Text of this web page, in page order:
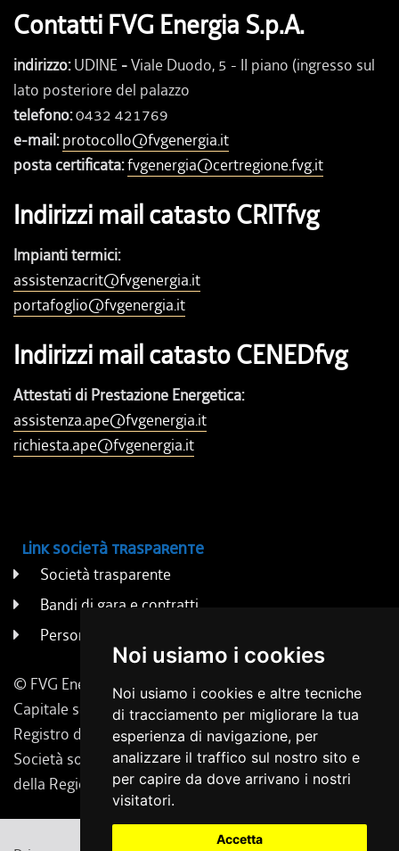
Noi usiamo i cookies
Noi usiamo i cookies e altre tecniche
di tracciamento per migliorare la tua
esperienza di navigazione, per
analizzare il traffico sul nostro sito e
per capire da dove arrivano i nostri
visitatori.
Accetta
Contatti FVG Energia S.p.A.
indirizzo:UDINE -Viale Duodo, 5 - II piano (ingresso sul
lato posteriore del palazzo
telefono:0432 421769
e-mail:protocollo@fvgenergia.it
posta certificata:fvgenergia@certregione.fvg.it
Indirizzi mail catasto CRITfvg
Impianti termici:
assistenzacrit@fvgenergia.it
portafoglio@fvgenergia.it
Indirizzi mail catasto CENEDfvg
Attestati di Prestazione Energetica:
assistenza.ape@fvgenergia.it
richiesta.ape@fvgenergia.it
Link società trasparente
Società trasparente
Bandi di gara e contratti
Persone e uffici
© FVG Energia S.p.A. - Tutti i diritti riservati
Capitale sociale 130.000 € i.v. | Codice Fiscale, Iscrizione
Registro delle Imprese di Udine 02431160304
Società soggetta a direzione e coordinamento da parte
della Regione Friuli Venezia Giulia.